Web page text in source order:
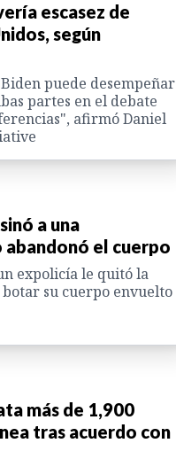
escasez de
según
puede desempeñar
partes en el debate
afirmó Daniel
a una
el cuerpo
expolicía le quitó la
su cuerpo envuelto
más de 1,900
tras acuerdo con